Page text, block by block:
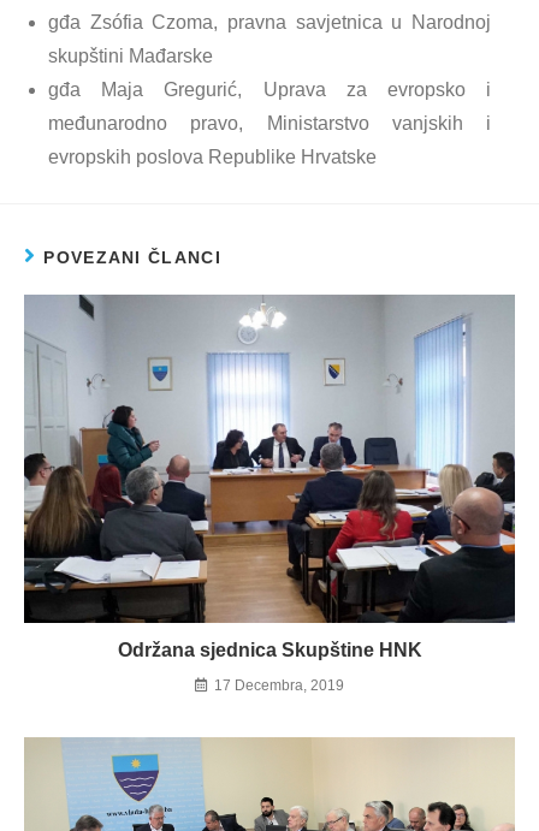
gđa Zsófia Czoma, pravna savjetnica u Narodnoj
skupštini Mađarske
gđa Maja Gregurić, Uprava za evropsko i
međunarodno pravo, Ministarstvo vanjskih i
evropskih poslova Republike Hrvatske
POVEZANI ČLANCI
Održana sjednica Skupštine HNK
17 Decembra, 2019